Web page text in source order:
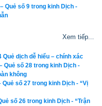
Thuần Khảm thì khá xấu.
được quẻ nào, có hợp tuổi,
hãy kiểm tra ngay với
được lập bởi chuyên gia
Quẻ số 9 trong kinh Dịch -
Xem tiếp...
Quẻ dịch dễ hiểu – chính xác
Quẻ số 28 trong kinh Dịch -
không
số 27 trong kinh Dịch - “Vị
số 26 trong kinh Dịch - “Trận